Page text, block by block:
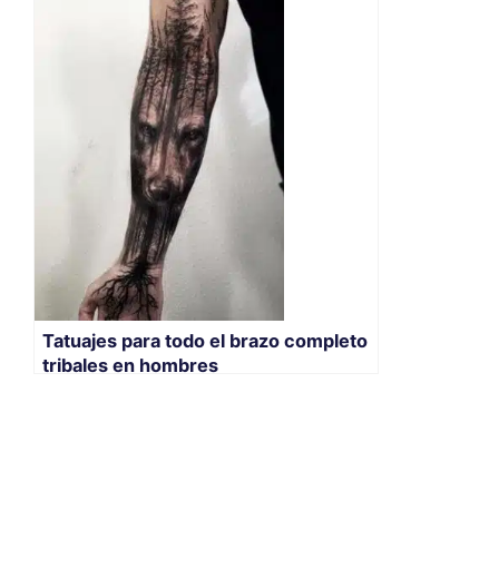
Tatuajes para todo el brazo completo
tribales en hombres